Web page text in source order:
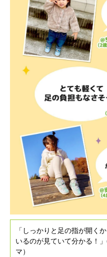
「しっかりと足の指が開く
いるのが見ていて分かる！
マ）